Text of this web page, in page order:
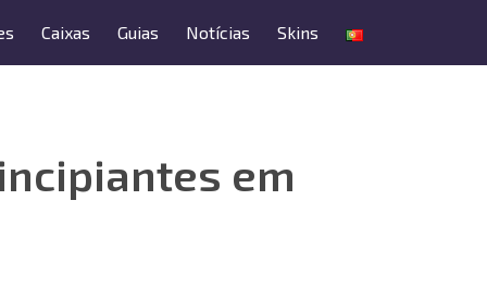
Caixas Guias Notícias Skins
em